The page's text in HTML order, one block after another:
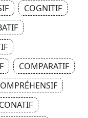
COGNITIF
COMPARATIF
CONATIF